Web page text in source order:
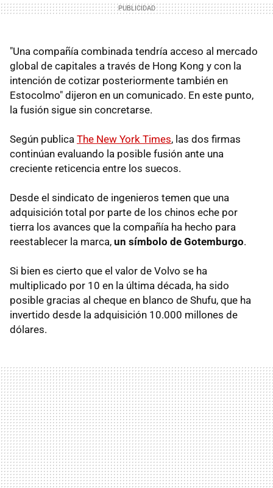
"Una compañía combinada tendría acceso al mercado
global de capitales a través de Hong Kong y con la
intención de cotizar posteriormente también en
Estocolmo" dijeron en un comunicado. En este punto,
la fusión sigue sin concretarse.
Según publica The New York Times, las dos firmas
continúan evaluando la posible fusión ante una
creciente reticencia entre los suecos.
Desde el sindicato de ingenieros temen que una
adquisición total por parte de los chinos eche por
tierra los avances que la compañía ha hecho para
reestablecer la marca, un símbolo de Gotemburgo.
Si bien es cierto que el valor de Volvo se ha
multiplicado por 10 en la última década, ha sido
posible gracias al cheque en blanco de Shufu, que ha
invertido desde la adquisición 10.000 millones de
dólares.